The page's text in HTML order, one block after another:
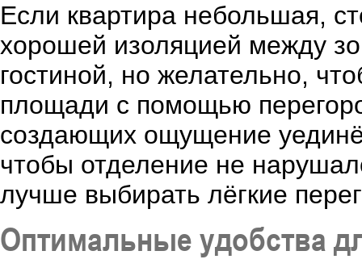
Если квартира небольшая,
хорошей изоляцией между
гостиной, но желательно,
площади с помощью
создающих ощущение
чтобы отделение не
лучше выбирать лёгкие
Оптимальные удобства